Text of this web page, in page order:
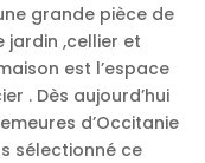
grande pièce de
jardin ,cellier et
est l’espace
. Dès aujourd’hui
d’Occitanie
sélectionné ce